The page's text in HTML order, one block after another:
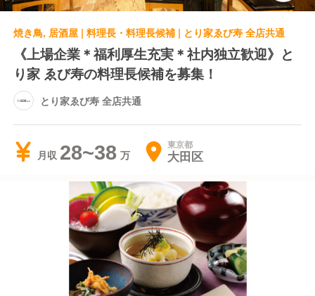
焼き鳥, 居酒屋 | 料理長・料理長候補 | とり家ゑび寿 全店共通
《上場企業＊福利厚生充実＊社内独立歓迎》と
り家 ゑび寿の料理長候補を募集！
とり家ゑび寿 全店共通
月収 28~38 東京都
大田区